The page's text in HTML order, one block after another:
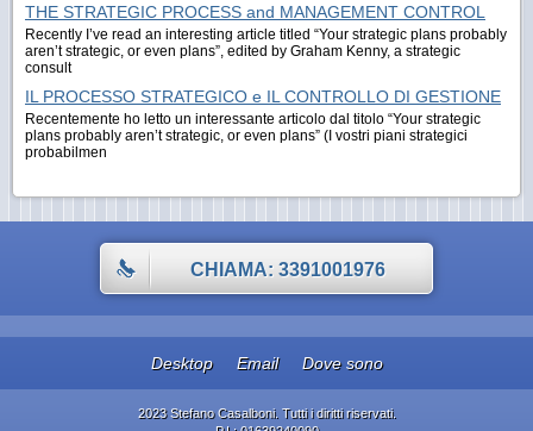
THE STRATEGIC PROCESS and MANAGEMENT CONTROL
Recently I’ve read an interesting article titled “Your strategic plans probably
aren’t strategic, or even plans”, edited by Graham Kenny, a strategic
consult
IL PROCESSO STRATEGICO e IL CONTROLLO DI GESTIONE
Recentemente ho letto un interessante articolo dal titolo “Your strategic
plans probably aren’t strategic, or even plans” (I vostri piani strategici
probabilmen
CHIAMA: 3391001976
Desktop Email Dove sono
2023 Stefano Casalboni. Tutti i diritti riservati.